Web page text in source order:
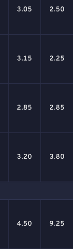
3.05 2.50
3.15 2.25
2.85 2.85
3.20 3.80
4.50 9.25